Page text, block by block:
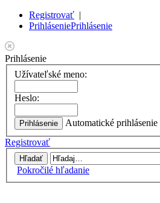
Registrovať |
PrihláseniePrihlásenie
Prihlásenie
Užívateľské meno:
Heslo:
Automatické
Registrovať
Pokročilé hľadanie